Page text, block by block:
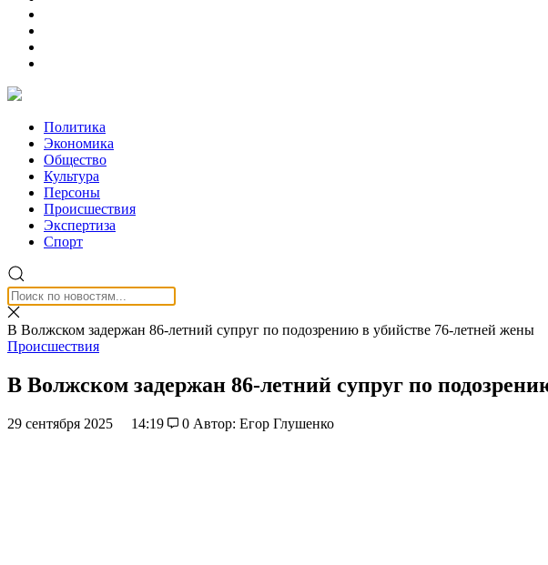
Политика
Экономика
Общество
Культура
Персоны
Происшествия
Экспертиза
Спорт
В Волжском задержан 86-летний супруг по подозрению в убийстве 76-летней жены
Происшествия
В Волжском задержан 86-летний супруг по
29 сентября 2025 14:19 0 Автор: Егор Глушенко